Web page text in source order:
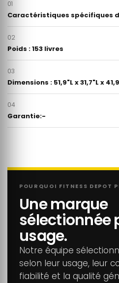
01
Caractéristiques spécifiques
02
Poids : 153 livres
03
Dimensions : 51,9"L x 31,7"L x
04
Garantie:-
POURQUOI FITNESS DEPOT
Une marque
sélectionnée
usage.
Notre équipe
selon leur usage, leur
fiabilité et la qualité